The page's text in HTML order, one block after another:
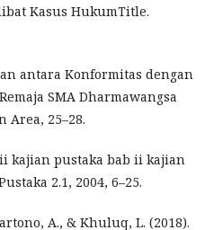
Kasus HukumTitle.
antara Konformitas dengan
SMA Dharmawangsa
Area, 25–28.
ii kajian pustaka bab ii kajian
2.1, 2004, 6–25.
A., & Khuluq, L. (2018).